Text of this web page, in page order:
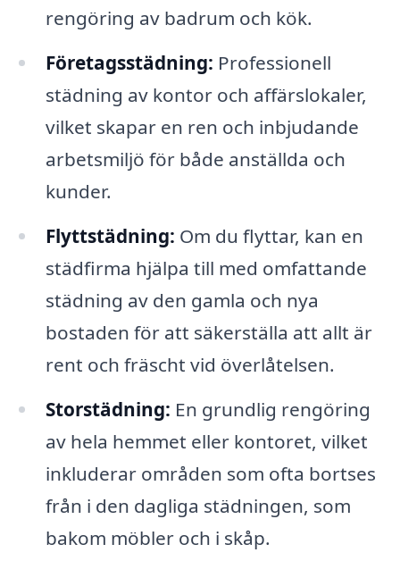
rengöring av badrum och kök.
Företagsstädning: Professionell
städning av kontor och affärslokaler,
vilket skapar en ren och inbjudande
arbetsmiljö för både anställda och
kunder.
Flyttstädning: Om du flyttar, kan en
städfirma hjälpa till med omfattande
städning av den gamla och nya
bostaden för att säkerställa att allt är
rent och fräscht vid överlåtelsen.
Storstädning: En grundlig rengöring
av hela hemmet eller kontoret, vilket
inkluderar områden som ofta bortses
från i den dagliga städningen, som
bakom möbler och i skåp.